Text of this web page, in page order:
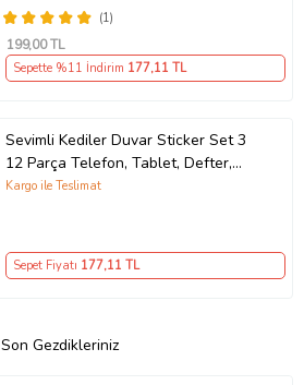
(1)
199,00 TL
Sepette %11 İndirim 177,11 TL
Sevimli Kediler Duvar Sticker Set 3
12 Parça Telefon, Tablet, Defter,
Laptop Sticker
Kargo ile Teslimat
Sepet Fiyatı 177,11 TL
Son Gezdikleriniz